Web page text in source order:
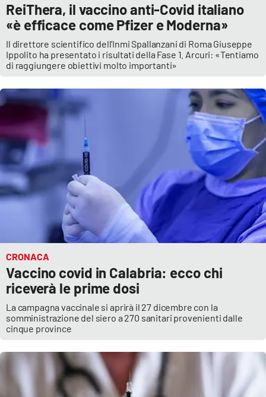
ReiThera, il vaccino anti-Covid italiano
«è efficace come Pfizer e Moderna»
Il direttore scientifico dell’Inmi Spallanzani di Roma Giuseppe
Ippolito ha presentato i risultati della Fase 1. Arcuri: «Tentiamo
di raggiungere obiettivi molto importanti»
CRONACA
Vaccino covid in Calabria: ecco chi
riceverà le prime dosi
La campagna vaccinale si aprirà il 27 dicembre con la
somministrazione del siero a 270 sanitari provenienti dalle
cinque province